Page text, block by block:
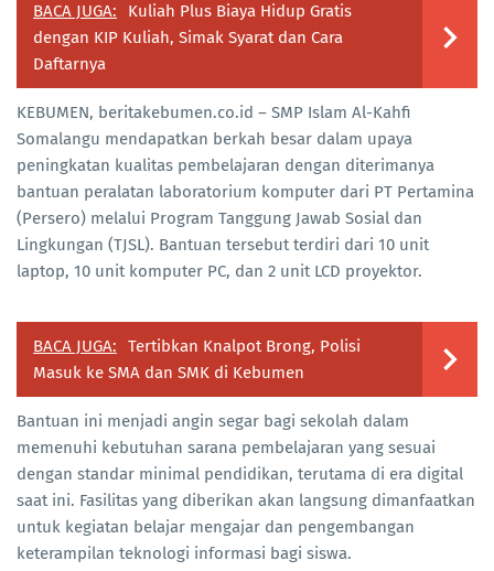
BACA JUGA:
Kuliah Plus Biaya Hidup Gratis
dengan KIP Kuliah, Simak Syarat dan Cara
Daftarnya
KEBUMEN, beritakebumen.co.id – SMP Islam Al-Kahfi
Somalangu mendapatkan berkah besar dalam upaya
peningkatan kualitas pembelajaran dengan diterimanya
bantuan peralatan laboratorium komputer dari PT Pertamina
(Persero) melalui Program Tanggung Jawab Sosial dan
Lingkungan (TJSL). Bantuan tersebut terdiri dari 10 unit
laptop, 10 unit komputer PC, dan 2 unit LCD proyektor.
BACA JUGA:
Tertibkan Knalpot Brong, Polisi
Masuk ke SMA dan SMK di Kebumen
Bantuan ini menjadi angin segar bagi sekolah dalam
memenuhi kebutuhan sarana pembelajaran yang sesuai
dengan standar minimal pendidikan, terutama di era digital
saat ini. Fasilitas yang diberikan akan langsung dimanfaatkan
untuk kegiatan belajar mengajar dan pengembangan
keterampilan teknologi informasi bagi siswa.